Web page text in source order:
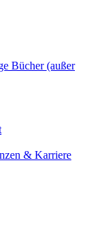
Bücher (außer
& Karriere